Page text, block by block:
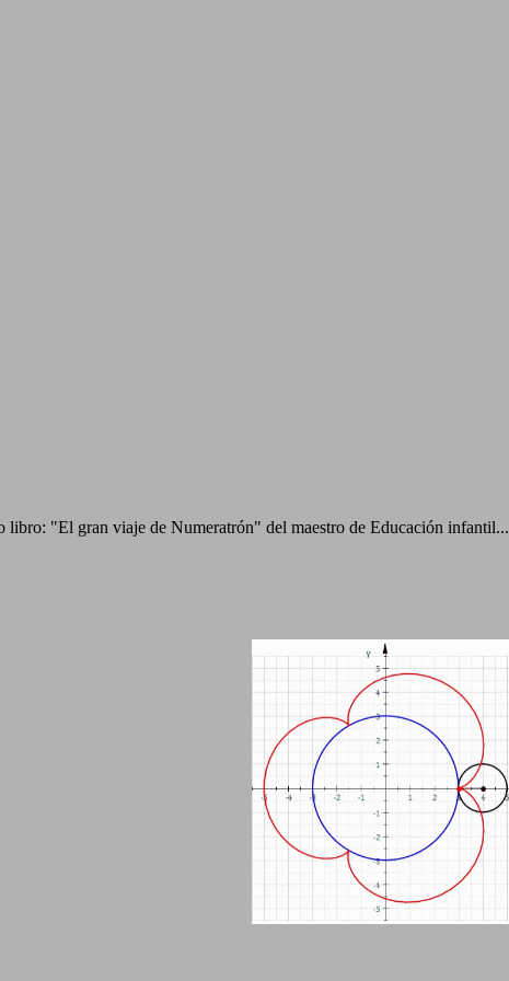
libro: "El gran viaje de Numeratrón" del maestro de Educación infantil...